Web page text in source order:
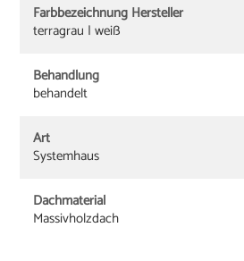
Farbbezeichnung Hersteller
terragrau | weiß
Behandlung
behandelt
Art
Systemhaus
Dachmaterial
Massivholzdach